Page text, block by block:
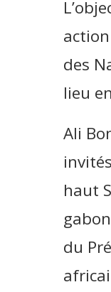
des
lieu
Ali
haut
du